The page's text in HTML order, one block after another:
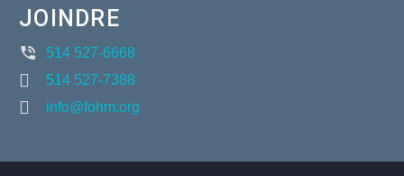
JOINDRE
514 527-6668
514 527-7388
info@fohm.org